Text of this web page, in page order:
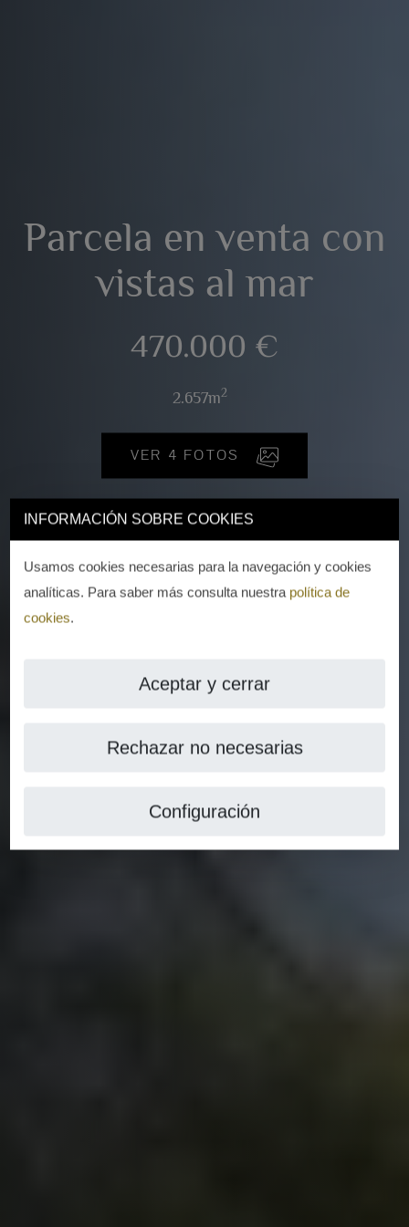
INFORMACIÓN SOBRE COOKIES
Usamos cookies necesarias para la navegación y cookies
analíticas. Para saber más consulta nuestra política de
cookies.
Aceptar y cerrar
Rechazar no necesarias
Configuración
Parcela en venta con
vistas al mar
470.000 €
2.657m2
VER 4 FOTOS